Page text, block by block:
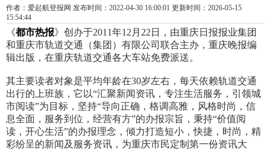
作者：爱起航登报网 发布时间：2022-04-30 16:00:01 更新时间：2026-05-15
15:54:44
《都市热报》创办于2011年12月22日，由重庆日报报业集团
和重庆市轨道交通（集团）有限公司联合主办，重庆晚报编
辑出版，在重庆轨道交通各大车站免费派送。
其主要读者对象是平均年龄在30岁左右，每天依赖轨道交通
出行的上班族，它以“汇聚新闻资讯，专注生活服务，引领城
市阅读”为目标，坚持“导向正确，格调高雅，风格时尚，信
息全面，服务到位，经营有方”的办报宗旨，秉持“价值阅
读，开心生活”的办报理念，倾力打造短小，快捷，时尚，精
彩纷呈的新闻及服务资讯，为重庆市民定制第一份资讯大